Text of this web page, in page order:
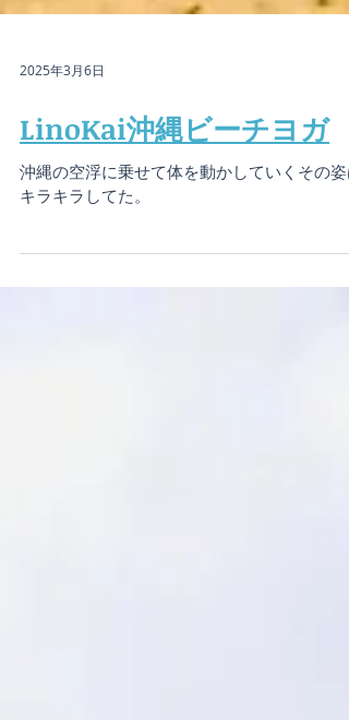
2025年3月6日
LinoKai沖縄ビーチヨガ
キラキラしてた。